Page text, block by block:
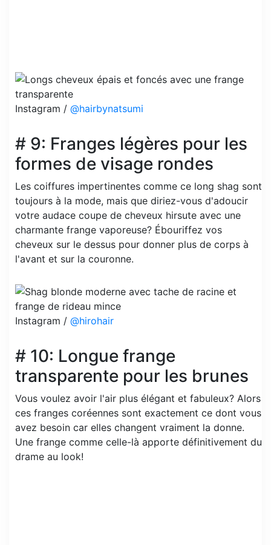
Instagram / @hairbynatsumi
# 9: Franges légères pour les
formes de visage rondes
Les coiffures impertinentes comme ce long shag sont
toujours à la mode, mais que diriez-vous d'adoucir
votre audace coupe de cheveux hirsute avec une
charmante frange vaporeuse? Ébouriffez vos
cheveux sur le dessus pour donner plus de corps à
l'avant et sur la couronne.
Instagram / @hirohair
# 10: Longue frange
transparente pour les brunes
Vous voulez avoir l'air plus élégant et fabuleux? Alors
ces franges coréennes sont exactement ce dont vous
avez besoin car elles changent vraiment la donne.
Une frange comme celle-là apporte définitivement du
drame au look!